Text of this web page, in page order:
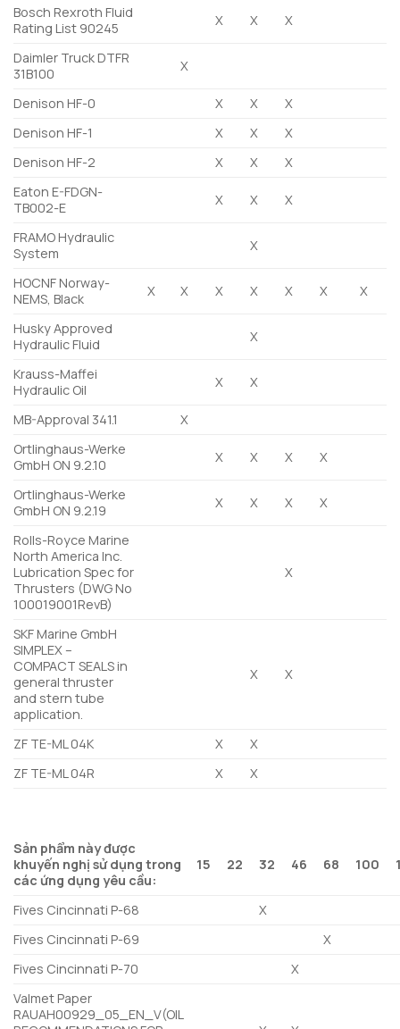
Bosch Rexroth Fluid
Rating List 90245
X X X
Daimler Truck DTFR
31B100
X
Denison HF-0 X X
X
Denison HF-1
X X
X
Denison HF-2
X X
X
Eaton E-FDGN-
TB002-E
X X X
FRAMO Hydraulic
System
X
HOCNF Norway-
NEMS, Black
X X X X X X X
Husky Approved
Hydraulic Fluid
X
Krauss-Maffei
Hydraulic Oil
X X
MB-Approval 341.1
X
Ortlinghaus-Werke
GmbH ON 9.2.10
X X X X
Ortlinghaus-Werke
GmbH ON 9.2.19
X X X X
Rolls-Royce Marine
North America Inc.
Lubrication Spec for
Thrusters (DWG No
100019001RevB)
X
SKF Marine GmbH
SIMPLEX –
COMPACT SEALS in
general thruster
and stern tube
application.
X X
ZF TE-ML 04K X
X
ZF TE-ML 04R
X X
Sản phẩm này được
khuyến nghị sử dụng trong
các ứng dụng yêu cầu:
15 22 32 46 68 100
Fives Cincinnati P-68
X
Fives Cincinnati P-69
X
Fives Cincinnati P-70
X
Valmet Paper
RAUAH00929_05_EN_V(OIL